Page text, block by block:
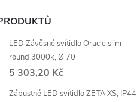
LED Závěsné svítidlo Oracle slim
round 3000k, Ø 70
5 303,20 Kč
Zápustné LED svítidlo ZETA XS, IP44